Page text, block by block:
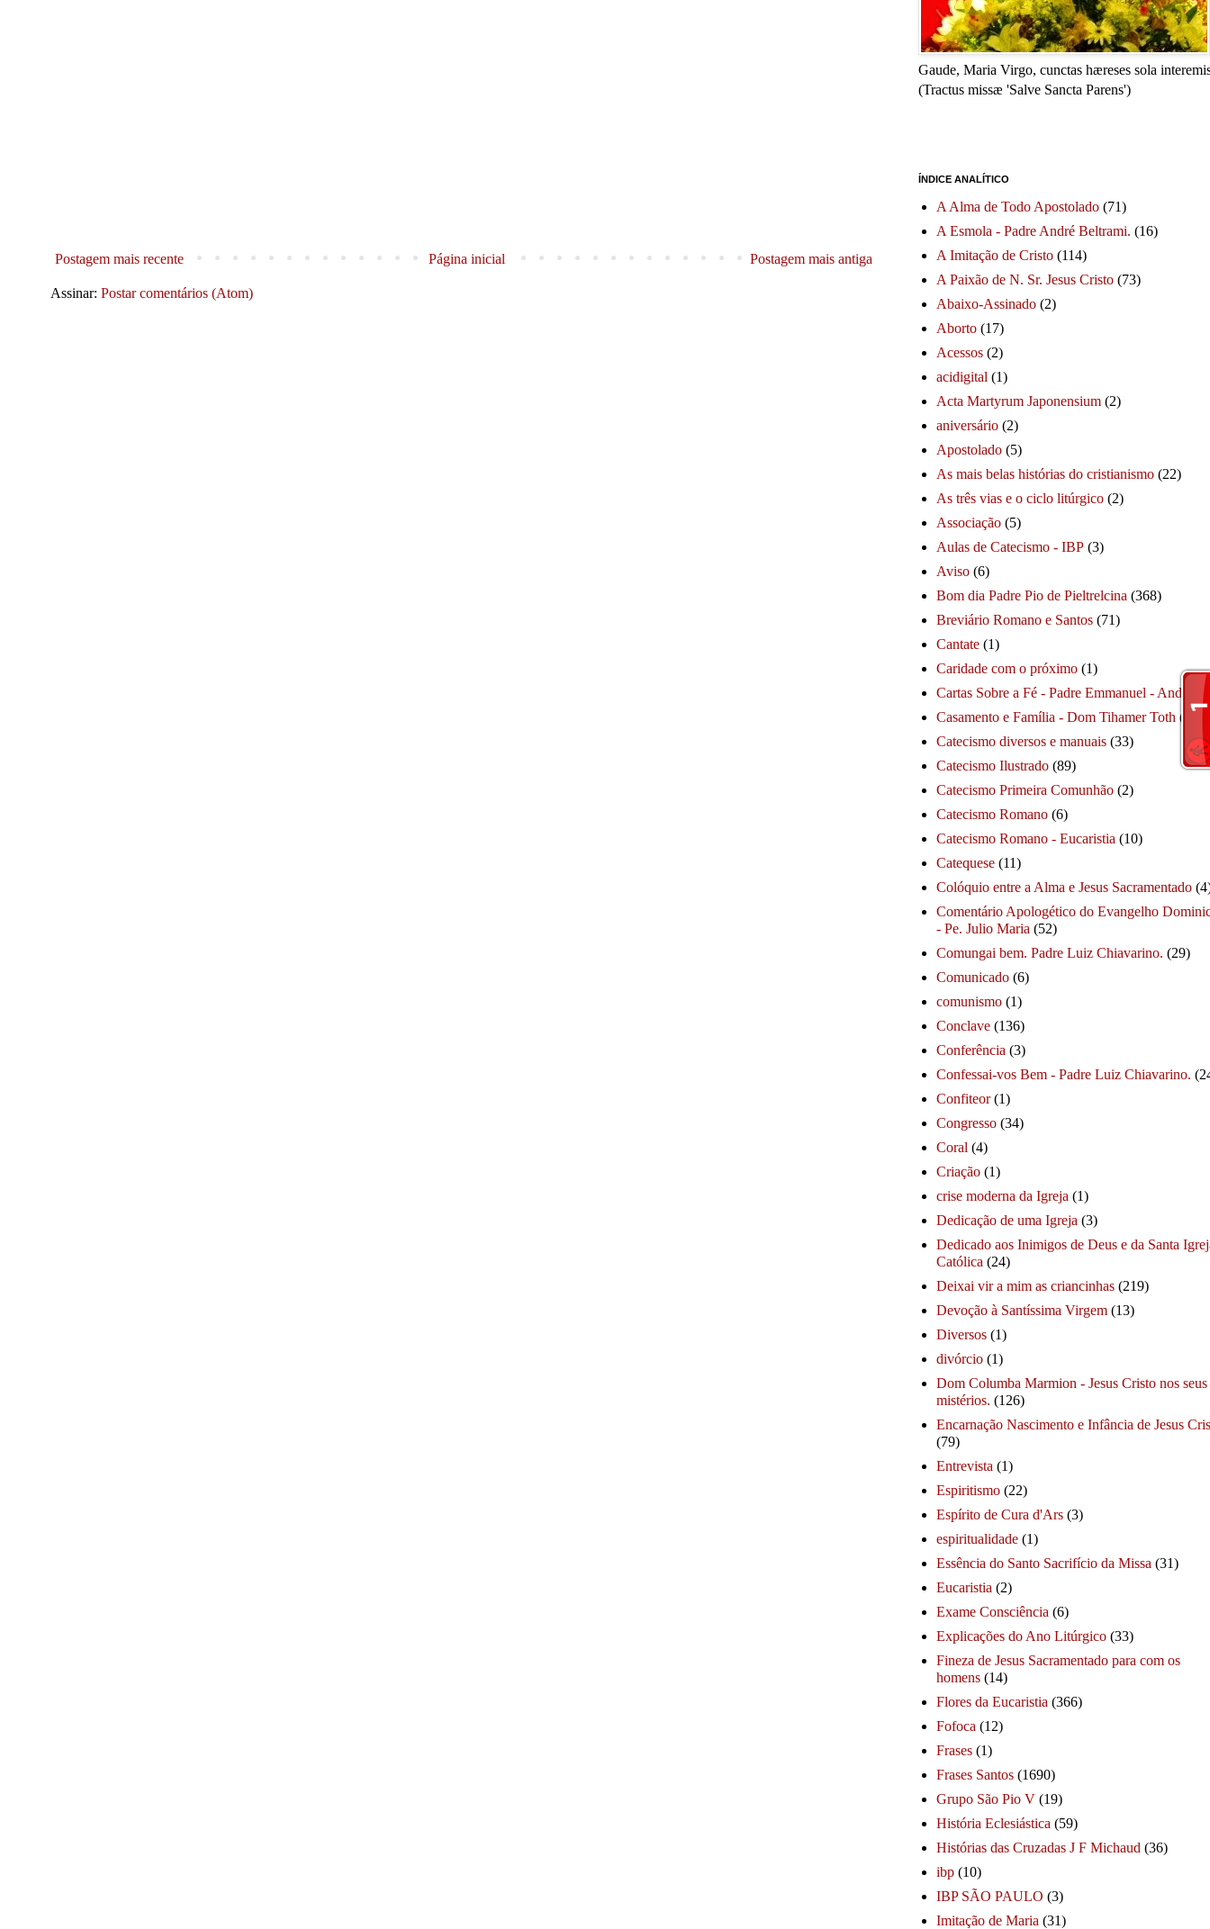
Postagem mais recente Postagem mais antiga
Página inicial
Assinar: Postar comentários (Atom)
Gaude, Maria Virgo, cunctas hæreses sola
(Tractus missæ 'Salve Sancta Parens')
ÍNDICE ANALÍTICO
A Alma de Todo Apostolado (71)
A Esmola - Padre André Beltrami. (16)
A Imitação de Cristo (114)
A Paixão de N. Sr. Jesus Cristo (73)
Abaixo-Assinado (2)
Aborto (17)
Acessos (2)
acidigital (1)
Acta Martyrum Japonensium (2)
aniversário (2)
Apostolado (5)
As mais belas histórias do cristianismo (22)
As três vias e o ciclo litúrgico (2)
Associação (5)
Aulas de Catecismo - IBP (3)
Aviso (6)
Bom dia Padre Pio de Pieltrelcina (368)
Breviário Romano e Santos (71)
Cantate (1)
Caridade com o próximo (1)
Cartas Sobre a Fé - Padre Emmanuel - André
Casamento e Família - Dom Tihamer Toth (115)
Catecismo diversos e manuais (33)
Catecismo Ilustrado (89)
Catecismo Primeira Comunhão (2)
Catecismo Romano (6)
Catecismo Romano - Eucaristia (10)
Catequese (11)
Colóquio entre a Alma e Jesus Sacramentado
Comentário Apologético do Evangelho
- Pe. Julio Maria (52)
Comungai bem. Padre Luiz Chiavarino. (29)
Comunicado (6)
comunismo (1)
Conclave (136)
Conferência (3)
Confessai-vos Bem - Padre Luiz Chiavarino.
Confiteor (1)
Congresso (34)
Coral (4)
Criação (1)
crise moderna da Igreja (1)
Dedicação de uma Igreja (3)
Dedicado aos Inimigos de Deus e da Santa
Católica (24)
Deixai vir a mim as criancinhas (219)
Devoção à Santíssima Virgem (13)
Diversos (1)
divórcio (1)
Dom Columba Marmion - Jesus Cristo nos seus
mistérios. (126)
Encarnação Nascimento e Infância de Jesus
(79)
Entrevista (1)
Espiritismo (22)
Espírito de Cura d'Ars (3)
espiritualidade (1)
Essência do Santo Sacrifício da Missa (31)
Eucaristia (2)
Exame Consciência (6)
Explicações do Ano Litúrgico (33)
Fineza de Jesus Sacramentado para com os
homens (14)
Flores da Eucaristia (366)
Fofoca (12)
Frases (1)
Frases Santos (1690)
Grupo São Pio V (19)
História Eclesiástica (59)
Histórias das Cruzadas J F Michaud (36)
ibp (10)
IBP SÃO PAULO (3)
Imitação de Maria (31)